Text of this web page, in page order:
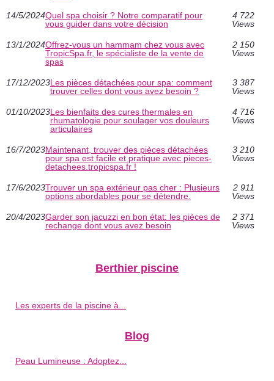
14/5/2024Quel spa choisir ? Notre comparatif pour
vous guider dans votre décision
4 722
Views
13/1/2024Offrez-vous un hammam chez vous avec
TropicSpa.fr, le spécialiste de la vente de
spas
2 150
Views
17/12/2023Les pièces détachées pour spa: comment
trouver celles dont vous avez besoin ?
3 387
Views
01/10/2023Les bienfaits des cures thermales en
rhumatologie pour soulager vos douleurs
articulaires
4 716
Views
16/7/2023Maintenant, trouver des pièces détachées
pour spa est facile et pratique avec pieces-
detachees.tropicspa.fr !
3 210
Views
17/6/2023Trouver un spa extérieur pas cher : Plusieurs
options abordables pour se détendre.
2 911
Views
20/4/2023Garder son jacuzzi en bon état: les pièces de
rechange dont vous avez besoin
2 371
Views
Berthier piscine
Les experts de la piscine à...
Blog
Peau Lumineuse : Adoptez...